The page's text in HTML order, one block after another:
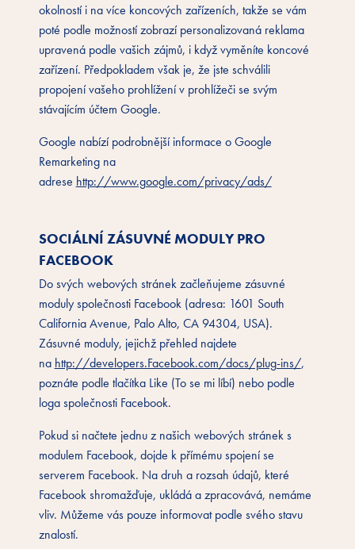
okolností i na více koncových zařízeních, takže se vám
poté podle možností zobrazí personalizovaná reklama
upravená podle vašich zájmů, i když vyměníte koncové
zařízení. Předpokladem však je, že jste schválili
propojení vašeho prohlížení v prohlížeči se svým
stávajícím účtem Google.
Google nabízí podrobnější informace o Google
Remarketing na
adrese http://www.google.com/privacy/ads/
SOCIÁLNÍ ZÁSUVNÉ MODULY PRO
FACEBOOK
Do svých webových stránek začleňujeme zásuvné
moduly společnosti Facebook (adresa: 1601 South
California Avenue, Palo Alto, CA 94304, USA).
Zásuvné moduly, jejichž přehled najdete
na http://developers.Facebook.com/docs/plug-ins/,
poznáte podle tlačítka Like (To se mi líbí) nebo podle
loga společnosti Facebook.
Pokud si načtete jednu z našich webových stránek s
modulem Facebook, dojde k přímému spojení se
serverem Facebook. Na druh a rozsah údajů, které
Facebook shromažďuje, ukládá a zpracovává, nemáme
vliv. Můžeme vás pouze informovat podle svého stavu
znalostí.